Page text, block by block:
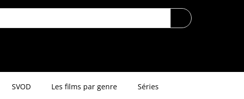
SVOD Les films par genre Séries